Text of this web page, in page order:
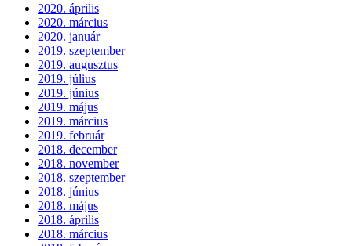
2020. április
2020. március
2020. január
2019. szeptember
2019. augusztus
2019. július
2019. június
2019. május
2019. március
2019. február
2018. december
2018. november
2018. szeptember
2018. június
2018. május
2018. április
2018. március